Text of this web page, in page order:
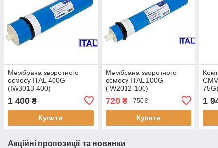
Мембрана зворотного
осмосу ITAL 400G
(IW3013-400)
1 400 ₴
Купити
Мембрана зворотного
осмосу ITAL 100G
(IW2012-100)
720₴ 750 ₴
Купити
1
Акційні пропозиції та новинки